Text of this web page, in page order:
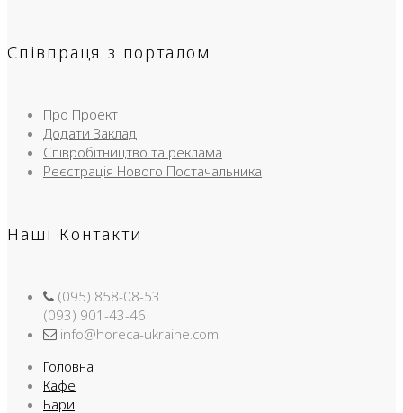
Співпраця з порталом
Про Проект
Додати Заклад
Співробітництво та реклама
Реєстрація Нового Постачальника
Наші Контакти
(095) 858-08-53
(093) 901-43-46
info@horeca-ukraine.com
Головна
Кафе
Бари